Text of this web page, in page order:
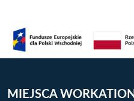
MIEJSCA WORKATION